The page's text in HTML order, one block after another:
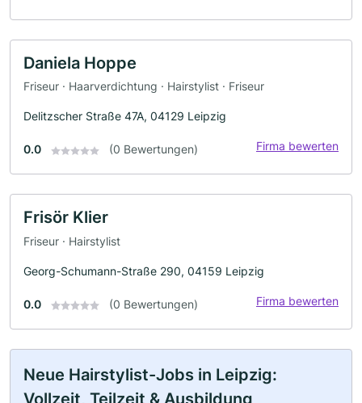
Daniela Hoppe
Friseur · Haarverdichtung · Hairstylist · Friseur
Delitzscher Straße 47A, 04129 Leipzig
0.0 (0 Bewertungen) Firma bewerten
Frisör Klier
Friseur · Hairstylist
Georg-Schumann-Straße 290, 04159 Leipzig
0.0 (0 Bewertungen) Firma bewerten
Neue Hairstylist-Jobs in Leipzig:
Vollzeit, Teilzeit & Ausbildung